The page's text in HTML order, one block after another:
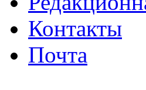
Контакты
Почта